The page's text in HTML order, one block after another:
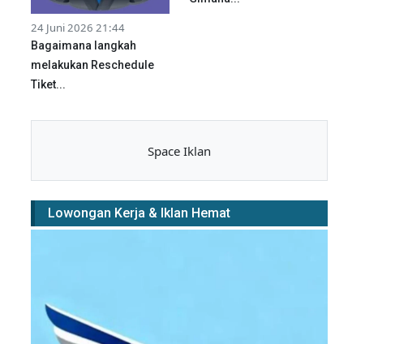
24 Juni 2026 21:44
Bagaimana langkah
melakukan Reschedule
Tiket...
Space Iklan
Lowongan Kerja & Iklan Hemat